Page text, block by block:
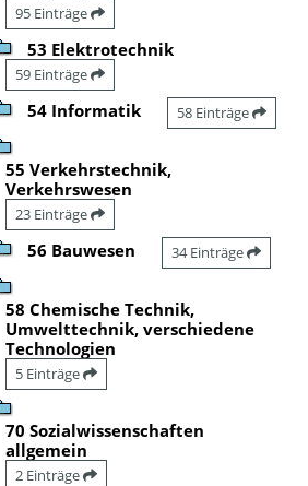
95 Einträge
53 Elektrotechnik
59 Einträge
54 Informatik 58 Einträge
55 Verkehrstechnik,
Verkehrswesen
23 Einträge
56 Bauwesen 34 Einträge
58 Chemische Technik,
Umwelttechnik, verschiedene
Technologien
5 Einträge
70 Sozialwissenschaften
allgemein
2 Einträge